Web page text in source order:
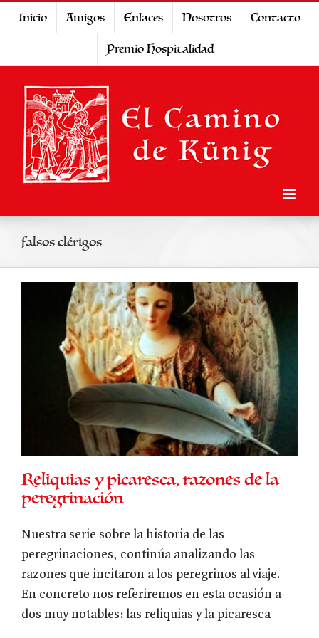
Inicio Amigos Enlaces Nosotros
Contacto
Premio Hospitalidad
falsos clérigos
Reliquias y picaresca, razones de la
peregrinación
Nuestra serie sobre la historia de las
peregrinaciones, continúa analizando las
razones que incitaron a los peregrinos al viaje.
En concreto nos referiremos en esta ocasión a
dos muy notables: las reliquias y la picaresca